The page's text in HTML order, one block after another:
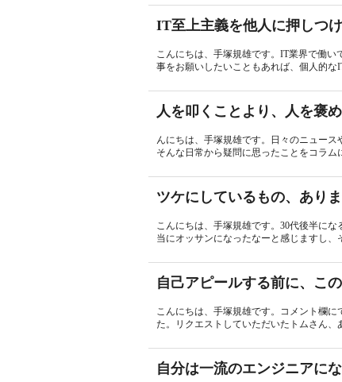
IT至上主義を他人に押しつ
こんにちは、手塚規雄です。IT業界で働
事をお願いしたいこともあれば、個人的
人を叩くことより、人を褒
んにちは、手塚規雄です。日々のニュース
そんな日常から疑問に思ったことをコラ
ツケにしているもの、あり
こんにちは、手塚規雄です。30代後半に
当にオッサンになったなーと感じますし
自己アピールする前に、こ
こんにちは、手塚規雄です。コメント欄
た。リクエストしていただいたトムさん
自分は一流のエンジニアに